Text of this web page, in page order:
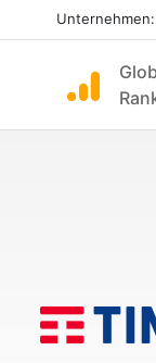
Unternehmen: